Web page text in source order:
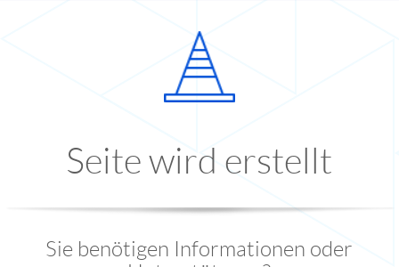
Seite wird erstellt
Sie benötigen Informationen oder